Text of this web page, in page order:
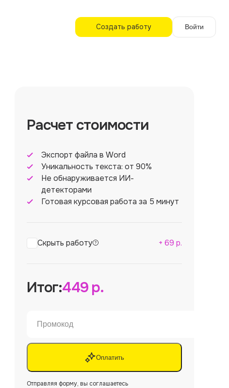
Создать работу Войти
Расчет стоимости
Экспорт файла в Word
Уникальность текста: от 90%
Не обнаруживается ИИ-
детекторами
Готовая курсовая работа за 5 минут
Скрыть работу + 69 р.
Итог:449р.
Оплатить
Отправляя форму, вы соглашаетесь